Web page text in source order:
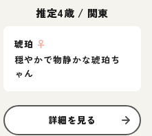
推定4歳 / 関東
琥珀 ♀
穏やかで物静かな琥珀ち
ゃん
詳細を見る